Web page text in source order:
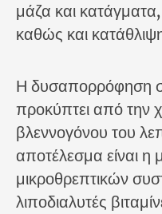
μάζα και
καθώς και
Η δυσαπορρόφηση
προκύπτει από την
βλεννογόνου του
αποτέλεσμα είναι
μικροθρεπτικών
λιποδιαλυτές